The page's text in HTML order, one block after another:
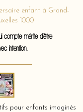
enfant à Grand-
1000
compte mérite d'être
intention.
pour enfants imaginés